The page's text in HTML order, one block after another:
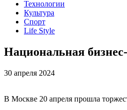
Технологии
Культура
Спорт
Life Style
Национальная
30 апреля 2024
В Москве 20 апреля прошла